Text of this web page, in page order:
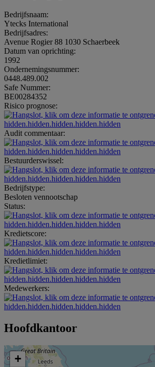
Bedrijfsnaam:
Ytecks International
Bedrijfsadres:
Avenue Rogier 88 1030 Schaerbeek
Datum van oprichting:
1992
Ondernemingsnummer:
0448.489.002
Safe Nummer:
BE00284352
Risico prognose:
hidden.hidden.hidden.hidden.hidden
Audit commentaar:
hidden.hidden.hidden.hidden.hidden
Bestuurderswissel:
hidden.hidden.hidden.hidden.hidden
Bedrijfstype:
Besloten vennootschap
Status:
hidden.hidden.hidden.hidden.hidden
Kredietscore:
hidden.hidden.hidden.hidden.hidden
Kredietlimiet:
hidden.hidden.hidden.hidden.hidden
Medewerkers:
hidden.hidden.hidden.hidden.hidden
Hoofdkantoor
+